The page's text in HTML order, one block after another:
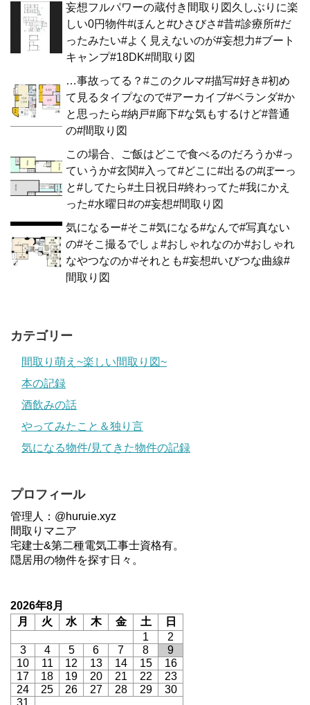
妄想フルパワーの蔵付き間取り図久しぶりに楽
しい0円物件#ほんと#ひさびさ#昔#診療所#だ
ったみたい#よく見えないのが#妄想力#ブート
キャンプ#18DK#間取り図
…事故ってる？#このクルマ#描写#好き#初め
て見るタイプなので#アーカイブ#ベランダ#か
と思ったら#納戸#廊下#な気もするけど#普通
の#間取り図
この場合、ご飯はどこで食べるのだろうか#っ
ていうか#玄関#入って#どこに#出るの#ぼーっ
と#してたら#土日祝日#終わってた#我にかえ
った#水曜日#の#妄想#間取り図
気になるー#そこ#気になる#なんで#写真ない
の#そこ撮るでしょ#おしゃれなのか#おしゃれ
なやつなのか#それとも#妄想#いびつな曲線#
間取り図
カテゴリー
間取り萌え~楽しい間取り図~
本の記録
酒飲みの話
やってみたこと＆独り言
気になる物件/見てきた物件の記録
プロフィール
管理人：@huruie.xyz
間取りマニア
宅建士&第二種電気工事士資格有。
隠居用の物件を探す日々。
2026年8月
月
火 水 木 金 土
日
1
2
3
4 5 6 7 8
9
10
11 12 13 14 15
16
17
18 19 20 21 22
23
24
25 26 27 28 29
30
31